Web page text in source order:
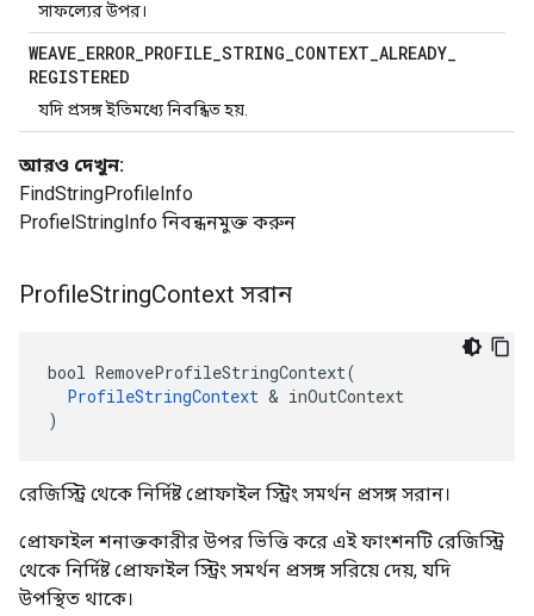
সাফল্যের উপর।
WEAVE_ERROR_PROFILE_STRING_CONTEXT_ALREADY_
REGISTERED
যদি প্রসঙ্গ ইতিমধ্যে নিবন্ধিত হয়.
আরও দেখুন:
FindStringProfileInfo
ProfielStringInfo নিবন্ধনমুক্ত করুন
ProfileStringContext সরান
bool RemoveProfileStringContext(
ProfileStringContext & inOutContext
)
রেজিস্ট্রি থেকে নির্দিষ্ট প্রোফাইল স্ট্রিং সমর্থন প্রসঙ্গ সরান।
প্রোফাইল শনাক্তকারীর উপর ভিত্তি করে এই ফাংশনটি রেজিস্ট্রি
থেকে নির্দিষ্ট প্রোফাইল স্ট্রিং সমর্থন প্রসঙ্গ সরিয়ে দেয়, যদি
উপস্থিত থাকে।